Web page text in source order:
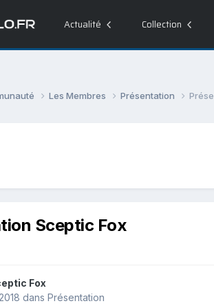
Actualité Collection
Les Membres Présentation
Sceptic Fox
Fox
dans Présentation